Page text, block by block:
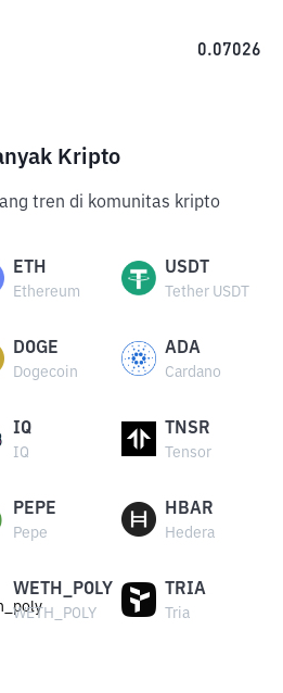
0.07026
Kripto
tren di komunitas kripto
ETH
Ethereum
USDT
Tether USDT
DOGE
Dogecoin
ADA
Cardano
IQ
IQ
TNSR
Tensor
PEPE
Pepe
HBAR
Hedera
WETH_POLY
WETH_POLY
TRIA
Tria